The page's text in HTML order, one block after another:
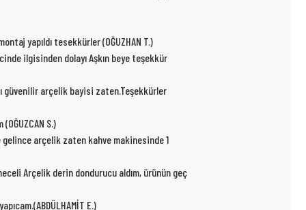
yapıldı tesekkürler (OĞUZHAN T.)
ilgisinden dolayı Aşkın beye teşekkür
güvenilir arçelik bayisi zaten.Teşekkürler
S.)
arçelik zaten kahve makinesinde 1
Arçelik derin dondurucu aldım, ürünün geç
E.)